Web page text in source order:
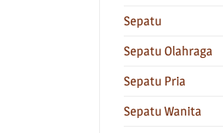
Sepatu
Sepatu Olahraga
Sepatu Pria
Sepatu Wanita